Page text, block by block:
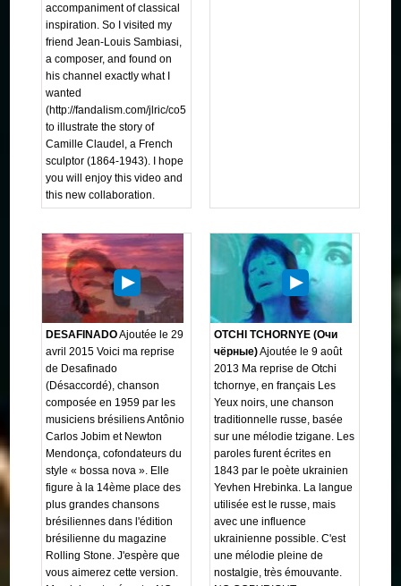
accompaniment of classical
inspiration. So I visited my
friend Jean-Louis Sambiasi,
a composer, and found on
his channel exactly what I
wanted
(http://fandalism.com/jlric/co5E)
to illustrate the story of
Camille Claudel, a French
sculptor (1864-1943). I hope
you will enjoy this video and
this new collaboration.
DESAFINADOAjoutée le 29
avril 2015 Voici ma reprise
de Desafinado
(Désaccordé), chanson
composée en 1959 par les
musiciens brésiliens Antônio
Carlos Jobim et Newton
Mendonça, cofondateurs du
style « bossa nova ». Elle
figure à la 14ème place des
plus grandes chansons
brésiliennes dans l'édition
brésilienne du magazine
Rolling Stone. J'espère que
vous aimerez cette version.
OTCHI TCHORNYE (Очи
чёрные)Ajoutée le 9 août
2013 Ma reprise de Otchi
tchornye, en français Les
Yeux noirs, une chanson
traditionnelle russe, basée
sur une mélodie tzigane. Les
paroles furent écrites en
1843 par le poète ukrainien
Yevhen Hrebinka. La langue
utilisée est le russe, mais
avec une influence
ukrainienne possible. C'est
une mélodie pleine de
nostalgie, très émouvante.